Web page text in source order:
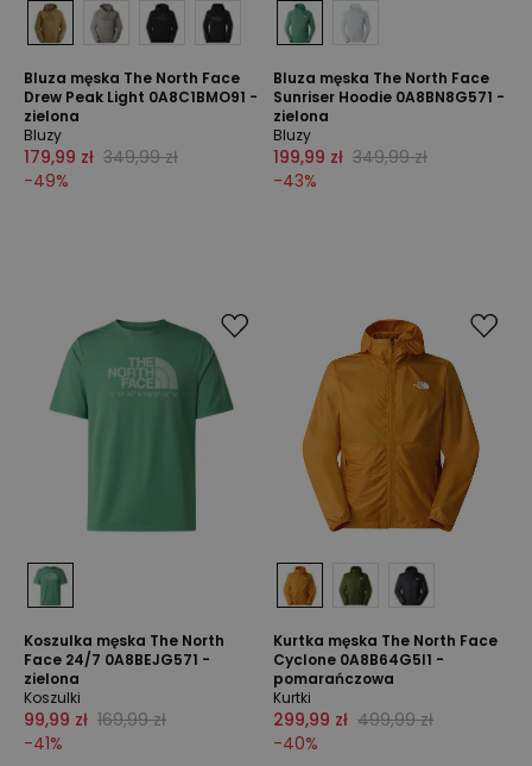
Bluza męska The North Face
Drew Peak Light 0A8C1BMO91 -
zielona
Bluzy
179,99 zł 349,99 zł
-49%
Bluza męska The North Face
Sunriser Hoodie 0A8BN8G571 -
zielona
Bluzy
199,99 zł 349,99 zł
-43%
Koszulka męska The North
Face 24/7 0A8BEJG571 -
zielona
Koszulki
99,99 zł 169,99 zł
-41%
Kurtka męska The North Face
Cyclone 0A8B64G5I1 -
pomarańczowa
Kurtki
299,99 zł 499,99 zł
-40%